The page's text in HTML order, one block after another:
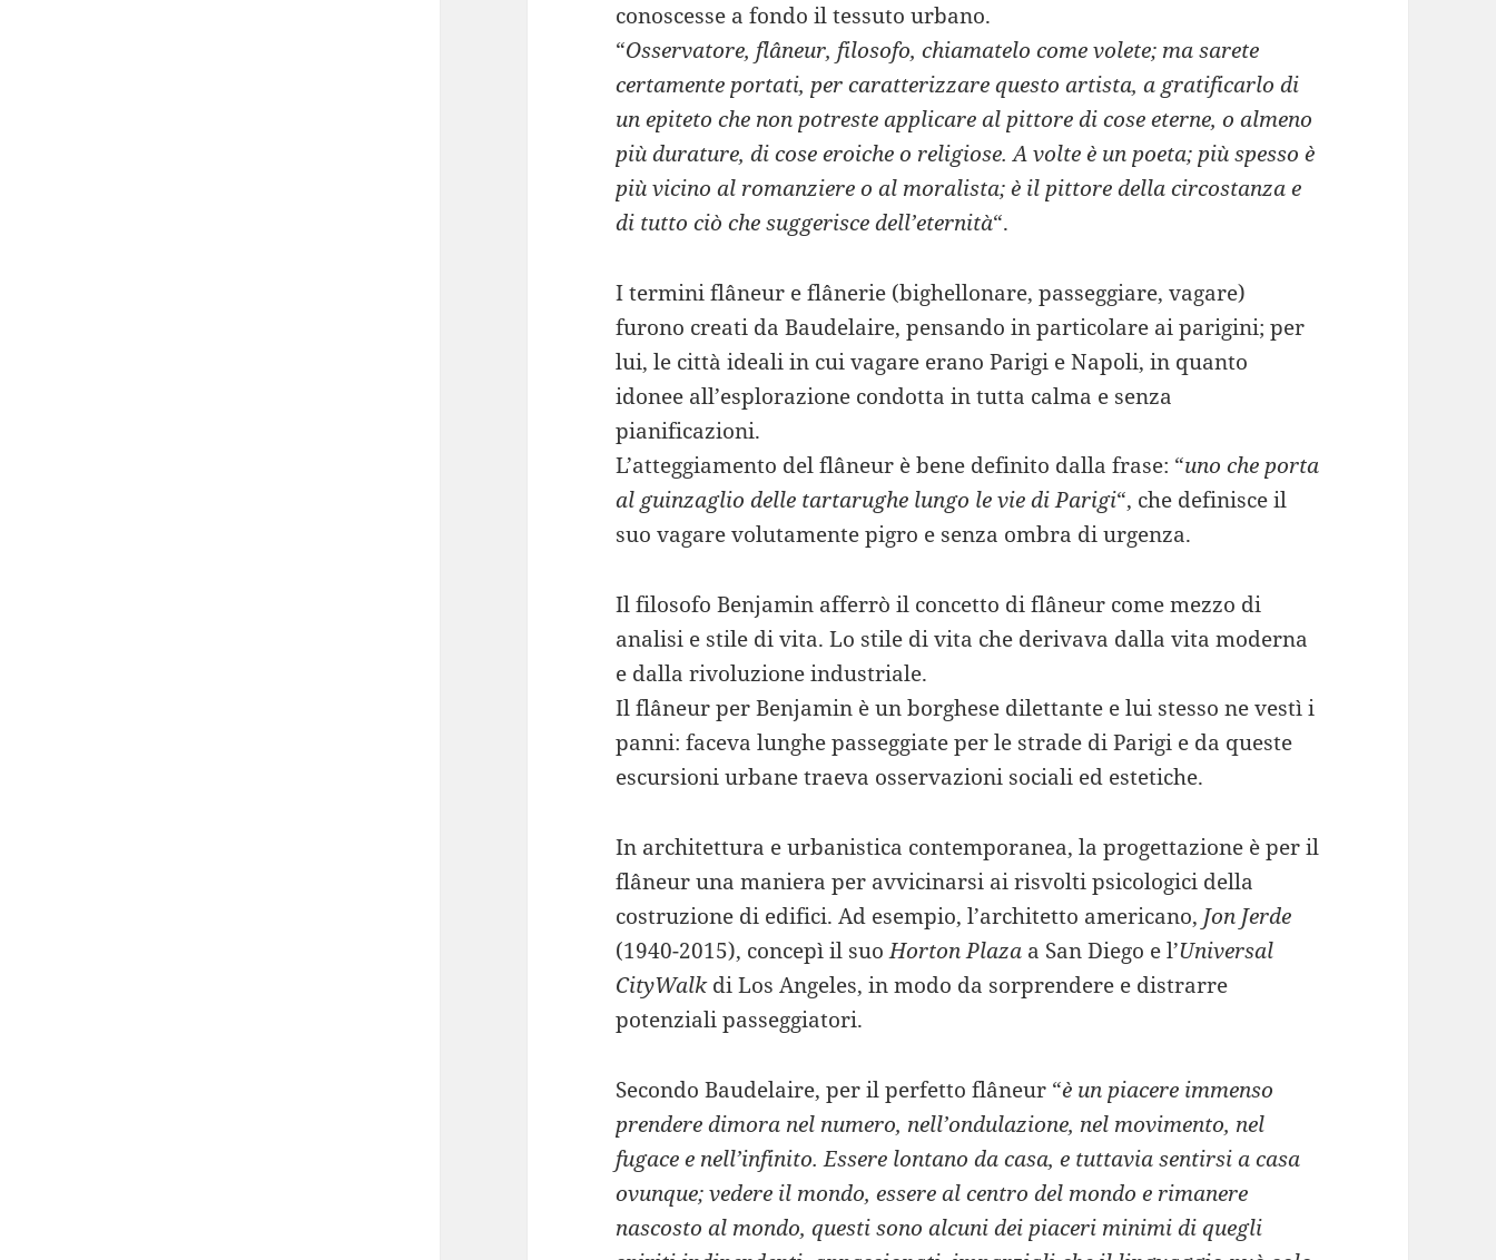
conoscesse a fondo il tessuto urbano.
“Osservatore, flâneur, filosofo, chiamatelo come volete; ma sarete
certamente portati, per caratterizzare questo artista, a gratificarlo di
un epiteto che non potreste applicare al pittore di cose eterne, o almeno
più durature, di cose eroiche o religiose. A volte è un poeta; più spesso è
più vicino al romanziere o al moralista; è il pittore della circostanza e
di tutto ciò che suggerisce dell’eternità“.
I termini flâneur e flânerie (bighellonare, passeggiare, vagare)
furono creati da Baudelaire, pensando in particolare ai parigini; per
lui, le città ideali in cui vagare erano Parigi e Napoli, in quanto
idonee all’esplorazione condotta in tutta calma e senza
pianificazioni.
L’atteggiamento del flâneur è bene definito dalla frase: “uno che porta
al guinzaglio delle tartarughe lungo le vie di Parigi“, che definisce il
suo vagare volutamente pigro e senza ombra di urgenza.
Il filosofo Benjamin afferrò il concetto di flâneur come mezzo di
analisi e stile di vita. Lo stile di vita che derivava dalla vita moderna
e dalla rivoluzione industriale.
Il flâneur per Benjamin è un borghese dilettante e lui stesso ne vestì i
panni: faceva lunghe passeggiate per le strade di Parigi e da queste
escursioni urbane traeva osservazioni sociali ed estetiche.
In architettura e urbanistica contemporanea, la progettazione è per il
flâneur una maniera per avvicinarsi ai risvolti psicologici della
costruzione di edifici. Ad esempio, l’architetto americano, Jon Jerde
(1940-2015), concepì il suoHorton Plaza a San Diego e l’Universal
CityWalkdi Los Angeles, in modo da sorprendere e distrarre
potenziali passeggiatori.
Secondo Baudelaire, per il perfetto flâneur “è un piacere immenso
prendere dimora nel numero, nell’ondulazione, nel movimento, nel
fugace e nell’infinito. Essere lontano da casa, e tuttavia sentirsi a casa
ovunque; vedere il mondo, essere al centro del mondo e rimanere
nascosto al mondo, questi sono alcuni dei piaceri minimi di quegli